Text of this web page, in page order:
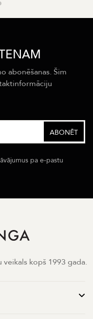
abonēšanas. Šim
pa e-pastu
kopš 1993 gada.